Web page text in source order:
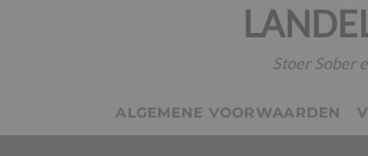
Stoer Sober
ALGEMENE VOORWAARDEN